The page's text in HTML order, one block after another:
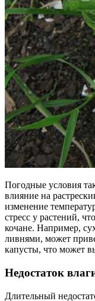
Погодные условия
влияние на
изменение
стресс у растений,
кочане. Например,
ливнями, может
капусты, что может
Недостаток
Длительный